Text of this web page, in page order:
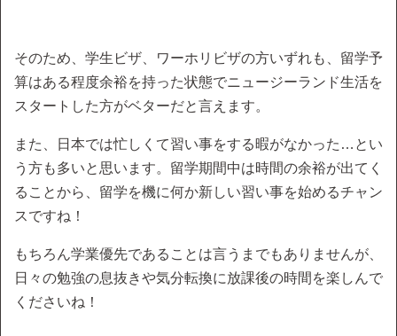
そのため、学生ビザ、ワーホリビザの方いずれも、留学予
算はある程度余裕を持った状態でニュージーランド生活を
スタートした方がベターだと言えます。
また、日本では忙しくて習い事をする暇がなかった…とい
う方も多いと思います。留学期間中は時間の余裕が出てく
ることから、留学を機に何か新しい習い事を始めるチャン
スですね！
もちろん学業優先であることは言うまでもありませんが、
日々の勉強の息抜きや気分転換に放課後の時間を楽しんで
くださいね！